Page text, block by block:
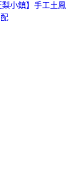
小鎮】手工土鳳